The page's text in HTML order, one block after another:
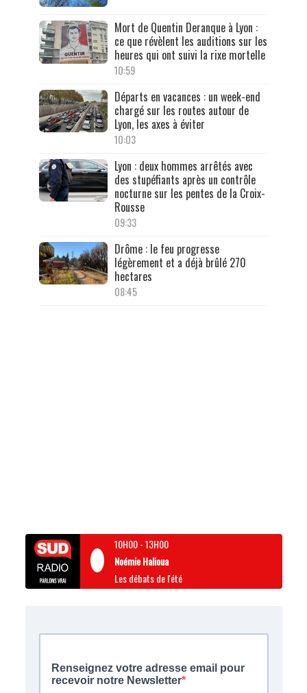
Mort de Quentin Deranque à Lyon :
ce que révèlent les auditions sur les
heures qui ont suivi la rixe mortelle
10:59
Départs en vacances : un week-end
chargé sur les routes autour de
Lyon, les axes à éviter
10:03
Lyon : deux hommes arrêtés avec
des stupéfiants après un contrôle
nocturne sur les pentes de la Croix-
Rousse
09:33
Drôme : le feu progresse
légèrement et a déjà brûlé 270
hectares
08:45
10H00-13H00
Noémie Halioua
Les débats de l'été